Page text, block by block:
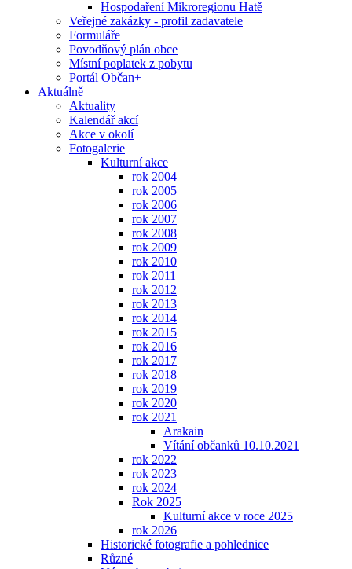
Hospodaření Mikroregionu Hatě
Veřejné zakázky - profil zadavatele
Formuláře
Povodňový plán obce
Místní poplatek z pobytu
Portál Občan+
Aktuálně
Aktuality
Kalendář akcí
Akce v okolí
Fotogalerie
Kulturní akce
rok 2004
rok 2005
rok 2006
rok 2007
rok 2008
rok 2009
rok 2010
rok 2011
rok 2012
rok 2013
rok 2014
rok 2015
rok 2016
rok 2017
rok 2018
rok 2019
rok 2020
rok 2021
Arakain
Vítání občanků 10.10.2021
rok 2022
rok 2023
rok 2024
Rok 2025
Kulturní akce v roce 2025
rok 2026
Historické fotografie a pohlednice
Různé